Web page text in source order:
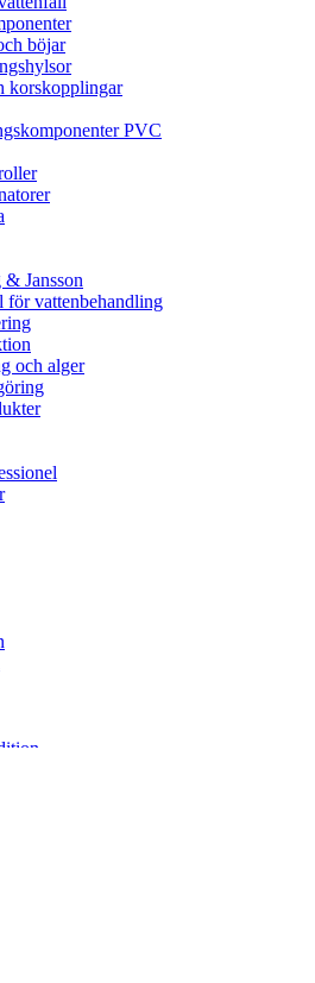
böjar
korskopplingar
PVC
Jansson
för vattenbehandling
och alger